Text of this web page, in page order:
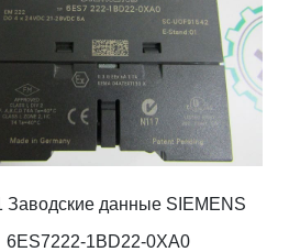
данные SIEMENS
6ES7222-1BD22-0XA0